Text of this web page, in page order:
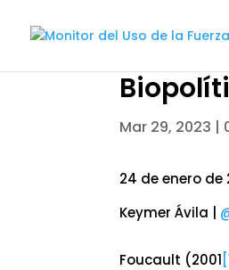
Mar 29, 2023 |
24 de enero de
Keymer Ávila |
Foucault (2001